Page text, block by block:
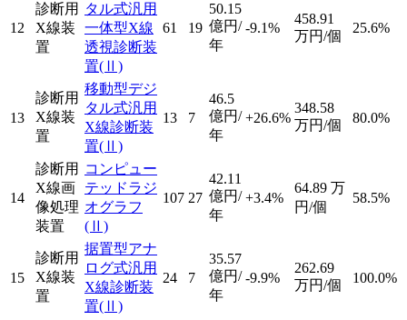
12
診断用
X線装
置
タル式汎用
一体型X線
透視診断装
置(Ⅱ)
61 19
50.15
億円/
年
-9.1%
458.91
万円/個
25.6%
13
診断用
X線装
置
移動型デジ
タル式汎用
X線診断装
置(Ⅱ)
13 7
46.5
億円/
年
+26.6%
348.58
万円/個
80.0%
14
診断用
X線画
像処理
装置
コンピュー
テッドラジ
オグラフ
(Ⅱ)
107 27
42.11
億円/
年
+3.4%
64.89 万
円/個
58.5%
15
診断用
X線装
置
据置型アナ
ログ式汎用
X線診断装
置(Ⅱ)
24 7
35.57
億円/
年
-9.9%
262.69
万円/個
100.0%